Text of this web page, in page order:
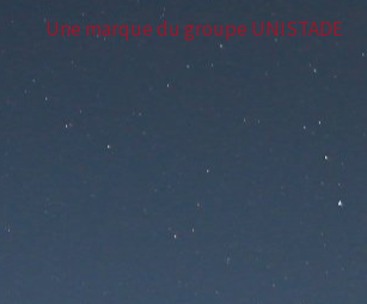
Une marque du groupe UNISTADE